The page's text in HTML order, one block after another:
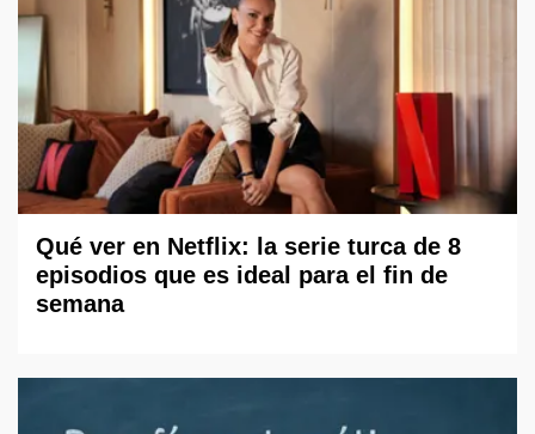
Qué ver en Netflix: la serie turca de 8
episodios que es ideal para el fin de
semana